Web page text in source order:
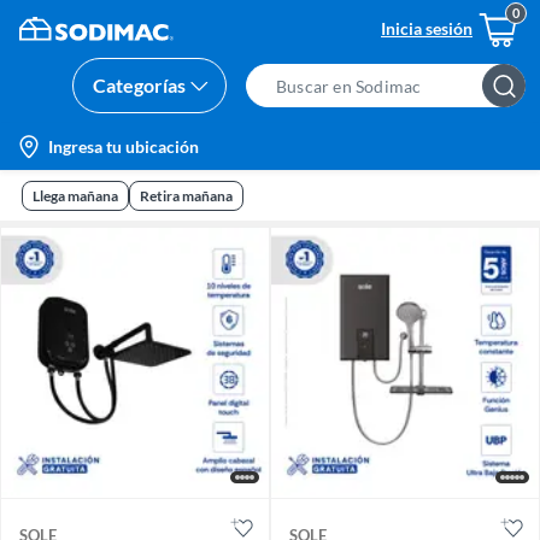
Inicia sesión
Categorías
Search
Bar
location-
icon
Ingresa tu ubicación
Llega mañana Retira mañana
SOLE SOLE